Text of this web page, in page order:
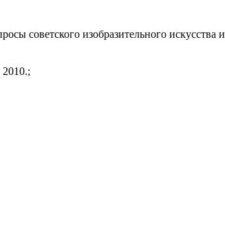
советского изобразительного искусства и